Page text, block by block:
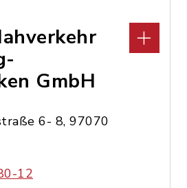
GmbH
6- 8, 97070
12